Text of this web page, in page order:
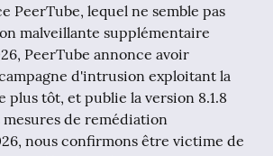
PeerTube, lequel ne semble pas
malveillante supplémentaire
PeerTube annonce avoir
d'intrusion exploitant la
plus tôt, et publie la version 8.1.8
de remédiation
nous confirmons être victime de